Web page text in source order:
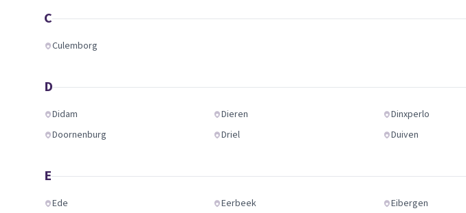
C
Culemborg
D
Didam Dieren Dinxperlo
Doornenburg
Driel Duiven
E
Ede Eerbeek Eibergen